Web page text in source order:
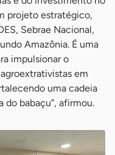
projeto estratégico,
Sebrae Nacional,
Amazônia. É uma
impulsionar o
em
uma cadeia
babaçu”, afirmou.